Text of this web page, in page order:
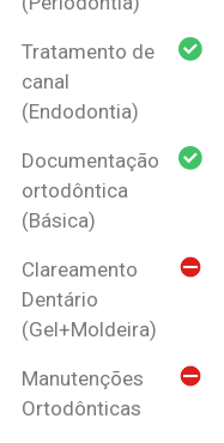
Tratamento de
canal
(Endodontia)
Documentação
ortodôntica
(Básica)
Clareamento
Dentário
(Gel+Moldeira)
Manutenções
Ortodônticas